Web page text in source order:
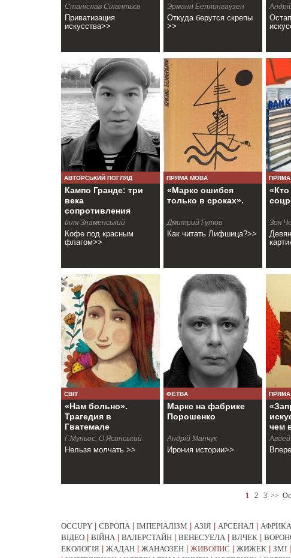
Станіслав Сілантьєв
Приватизация
искусства>>
Эрманн Беллингаузен
Откуда берутся скрепы
>>
АВТОРСЬКИЙ ПОГЛЯД
Кампо Гранде: три
века
сопротивления
Ілля Знаменський
Кофе под красным
флагом>>
ПРЯМА МОВА
«Маркс ошибся
только в сроках».
Дмитрий Гутов
Как читать Лифшица?>>
Зоя
СВІТ
«Нам больно».
Трагедия в
Гватемале
Г.Муньос, О.Ясинський
Нельзя молчать >>
ФЕТВА
Маркс на фабрике
Порошенко
Андрій Манчук
Ирония истории>>
чем
1 2 3 >>
OCCUPY ЄВРОПА ІМПЕРІАЛІЗМ АЗІЯ АРСЕНАЛ АФРИКА
ВІДЕО
ВІЙНА ВАЛЕРСТАЙН ВЕНЕСУЕЛА ВЛЧЕК
ЕКОЛОГІЯ
ЖАДАН ЖАНАОЗЕН ЖИВОПИС ЖИЖЕК ЗМІ